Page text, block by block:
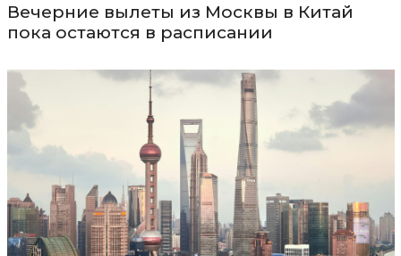
Вечерние вылеты из Москвы в Китай
пока остаются в расписании